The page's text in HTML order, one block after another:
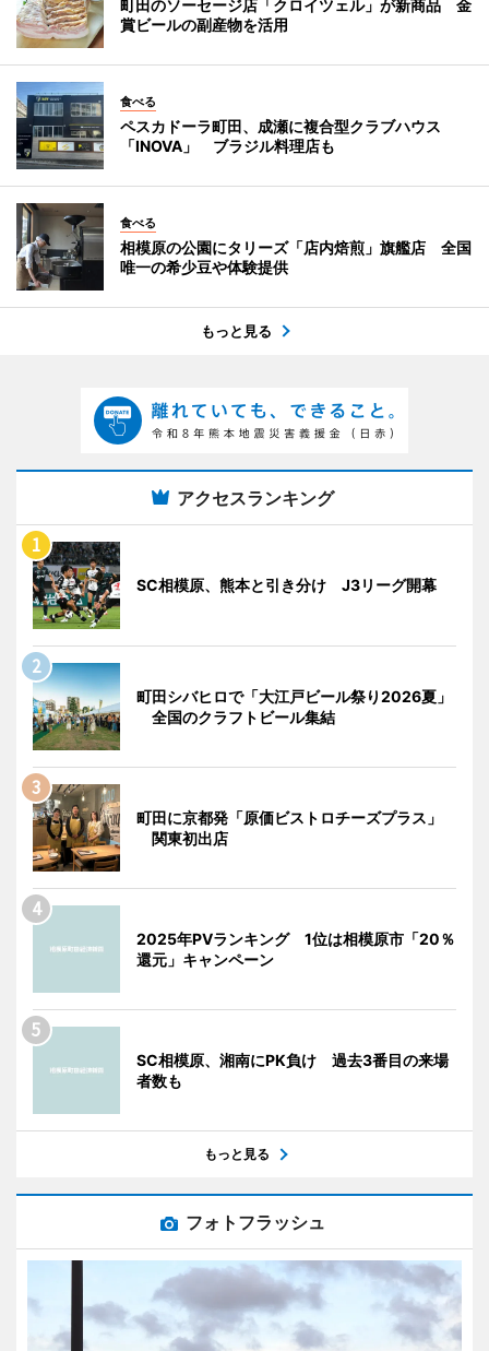
町田のソーセージ店「クロイツェル」が新商品 金
賞ビールの副産物を活用
食べる
ペスカドーラ町田、成瀬に複合型クラブハウス
「INOVA」 ブラジル料理店も
食べる
相模原の公園にタリーズ「店内焙煎」旗艦店 全国
唯一の希少豆や体験提供
もっと見る
アクセスランキング
SC相模原、熊本と引き分け J3リーグ開幕
町田シバヒロで「大江戸ビール祭り2026夏」
全国のクラフトビール集結
町田に京都発「原価ビストロチーズプラス」
関東初出店
2025年PVランキング 1位は相模原市「20％
還元」キャンペーン
SC相模原、湘南にPK負け 過去3番目の来場
者数も
もっと見る
フォトフラッシュ